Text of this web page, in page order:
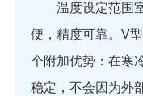
温度设定范围
便，精度可靠。V
个附加优势：在寒
稳定，不会因为外